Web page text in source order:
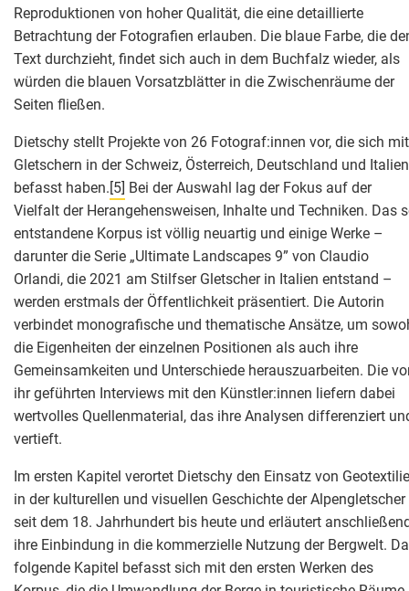
Reproduktionen von hoher Qualität, die eine detaillierte
Betrachtung der Fotografien erlauben. Die blaue Farbe, die
Text durchzieht, findet sich auch in dem Buchfalz wieder, als
würden die blauen Vorsatzblätter in die Zwischenräume der
Seiten fließen.
Dietschy stellt Projekte von 26 Fotograf:innen vor, die sich mit
Gletschern in der Schweiz, Österreich, Deutschland und Italien
befasst haben.[5] Bei der Auswahl lag der Fokus auf der
Vielfalt der Herangehensweisen, Inhalte und Techniken. Das
entstandene Korpus ist völlig neuartig und einige Werke –
darunter die Serie „Ultimate Landscapes 9” von Claudio
Orlandi, die 2021 am Stilfser Gletscher in Italien entstand –
werden erstmals der Öffentlichkeit präsentiert. Die Autorin
verbindet monografische und thematische Ansätze, um
die Eigenheiten der einzelnen Positionen als auch ihre
Gemeinsamkeiten und Unterschiede herauszuarbeiten. Die
ihr geführten Interviews mit den Künstler:innen liefern dabei
wertvolles Quellenmaterial, das ihre Analysen differenziert
vertieft.
Im ersten Kapitel verortet Dietschy den Einsatz von
in der kulturellen und visuellen Geschichte der Alpengletscher
seit dem 18. Jahrhundert bis heute und erläutert
ihre Einbindung in die kommerzielle Nutzung der Bergwelt.
folgende Kapitel befasst sich mit den ersten Werken des